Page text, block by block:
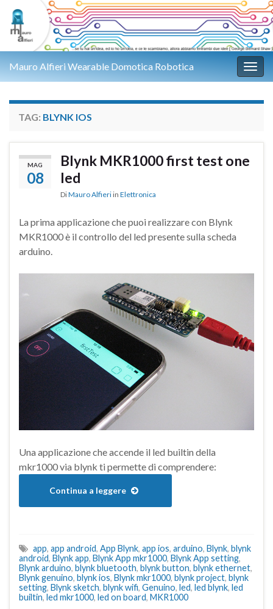
Mauro Alfieri Wearable Domotica Robotica
TAG: BLYNK IOS
MAG
08
Blynk MKR1000 first test one
led
DiMauro Alfieri in Elettronica
La prima applicazione che puoi realizzare con Blynk
MKR1000 è il controllo del led presente sulla scheda
arduino.
Una applicazione che accende il led builtin della
mkr1000 via blynk ti permette di comprendere:
Continua a leggere
app, app android, App Blynk, app ios, arduino, Blynk, blynk
android, Blynk app, Blynk App mkr1000, Blynk App setting,
Blynk arduino, blynk bluetooth, blynk button, blynk ethernet,
Blynk genuino, blynk ios, Blynk mkr1000, blynk project, blynk
setting, Blynk sketch, blynk wifi, Genuino, led, led blynk, led
builtin, led mkr1000, led on board, MKR1000